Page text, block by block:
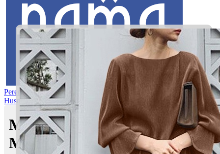
Perempuan Nama Pilihan Nama Gabungan Nama Rasul
Asma’ul
Husna Mom's Club
Maksud nama Khaira
Mufeeda | Maksud Nama